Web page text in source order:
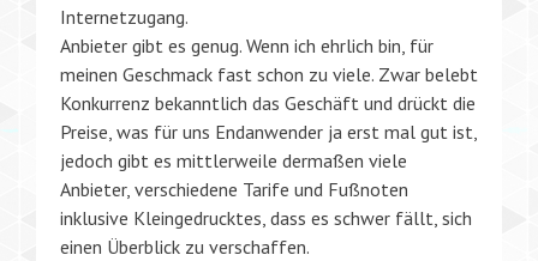
Internetzugang.
Anbieter gibt es genug. Wenn ich ehrlich bin, für
meinen Geschmack fast schon zu viele. Zwar belebt
Konkurrenz bekanntlich das Geschäft und drückt die
Preise, was für uns Endanwender ja erst mal gut ist,
jedoch gibt es mittlerweile dermaßen viele
Anbieter, verschiedene Tarife und Fußnoten
inklusive Kleingedrucktes, dass es schwer fällt, sich
einen Überblick zu verschaffen.